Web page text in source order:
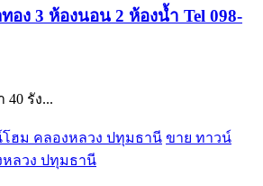
อง 3 ห้องนอน 2 ห้องน้ำ Tel 098-
รัง...
โฮม คลองหลวง ปทุมธานี ขาย ทาวน์
หลวง ปทุมธานี